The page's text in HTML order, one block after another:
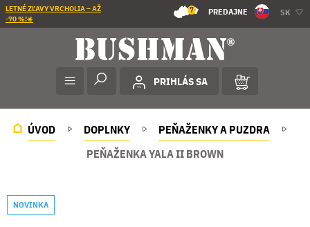
LETNÉ ZĽAVY VRCHOLIA – AŽ
-70 %!☀️
7 PREDAJNE SK
PRIHLÁS SA
ÚVOD DOPLNKY
PEŇAŽENKY A PUZDRA
PEŇAŽENKA YALA II BROWN
NOVINKA